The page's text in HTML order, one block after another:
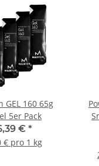
GEL 160 65g
5er Pack
€ *
€ pro 1 kg